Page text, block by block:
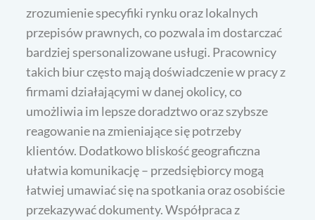
zrozumienie specyfiki rynku oraz lokalnych
przepisów prawnych, co pozwala im dostarczać
bardziej spersonalizowane usługi. Pracownicy
takich biur często mają doświadczenie w pracy z
firmami działającymi w danej okolicy, co
umożliwia im lepsze doradztwo oraz szybsze
reagowanie na zmieniające się potrzeby
klientów. Dodatkowo bliskość geograficzna
ułatwia komunikację – przedsiębiorcy mogą
łatwiej umawiać się na spotkania oraz osobiście
przekazywać dokumenty. Współpraca z